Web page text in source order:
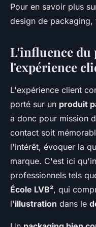
Pour en savoir plus
design de packaging,
L'influence du
l'expérience
L'expérience client
porté sur un produit
a donc pour mission
contact soit
l'intérêt, évoquer la
marque. C'est ici
professionnels tels
École LVB², qui
l'illustration dans le